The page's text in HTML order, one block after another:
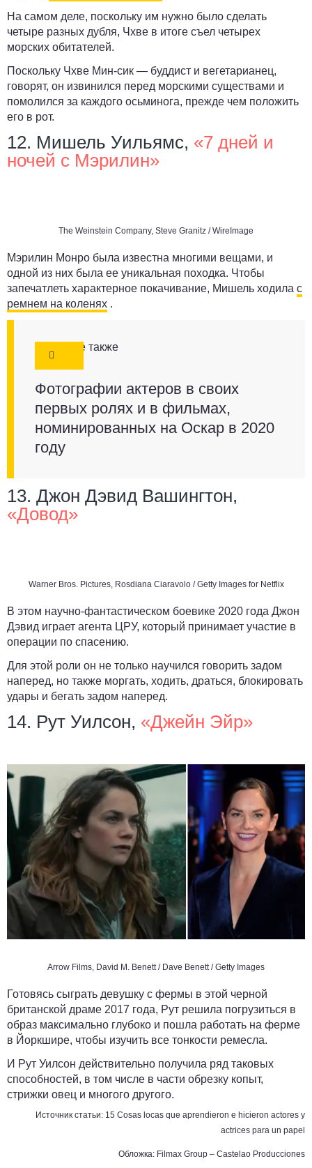
На самом деле, поскольку им нужно было сделать
четыре разных дубля, Чхве в итоге съел четырех
морских обитателей.
Поскольку Чхве Мин-сик — буддист и вегетарианец,
говорят, он извинился перед морскими существами и
помолился за каждого осьминога, прежде чем положить
его в рот.
12. Мишель Уильямс, «7 дней и
ночей с Мэрилин»
The Weinstein Company, Steve Granitz / WireImage
Мэрилин Монро была известна многими вещами, и
одной из них была ее уникальная походка. Чтобы
запечатлеть характерное покачивание, Мишель ходила с
ремнем на коленях .
Смотрите также
Фотографии актеров в своих
первых ролях и в фильмах,
номинированных на Оскар в 2020
году
13. Джон Дэвид Вашингтон,
«Довод»
Warner Bros. Pictures, Rosdiana Ciaravolo / Getty Images for Netflix
В этом научно-фантастическом боевике 2020 года Джон
Дэвид играет агента ЦРУ, который принимает участие в
операции по спасению.
Для этой роли он не только научился говорить задом
наперед, но также моргать, ходить, драться, блокировать
удары и бегать задом наперед.
14. Рут Уилсон, «Джейн Эйр»
Arrow Films, David M. Benett / Dave Benett / Getty Images
Готовясь сыграть девушку с фермы в этой черной
британской драме 2017 года, Рут решила погрузиться в
образ максимально глубоко и пошла работать на ферме
в Йоркшире, чтобы изучить все тонкости ремесла.
И Рут Уилсон действительно получила ряд таковых
способностей, в том числе в части обрезку копыт,
стрижки овец и многого другого.
Источник статьи: 15 Cosas locas que aprendieron e hicieron actores y
actrices para un papel
Обложка: Filmax Group – Castelao Producciones